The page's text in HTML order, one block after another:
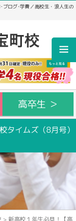
ブログ･学費／高校生・浪人生の
高卒生 ＞
イムズ（8月号）
> 新高校１年生必見！【高